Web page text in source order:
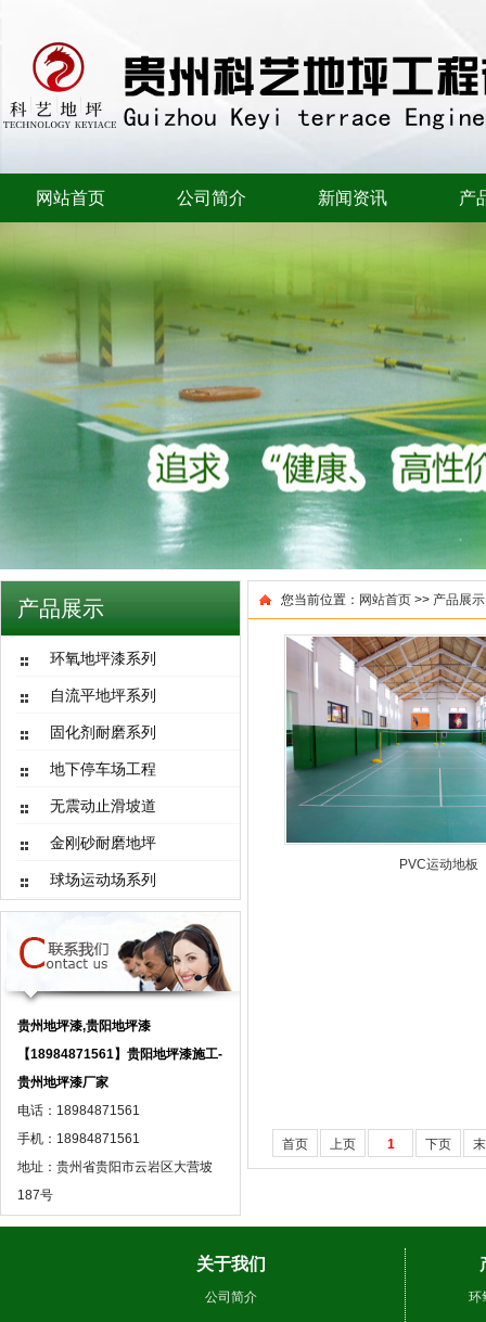
网站首页 公司简介 新闻资讯 产
产品展示
环氧地坪漆系列
自流平地坪系列
固化剂耐磨系列
地下停车场工程
无震动止滑坡道
金刚砂耐磨地坪
球场运动场系列
贵州地坪漆,贵阳地坪漆
【18984871561】贵阳地坪漆施工-
贵州地坪漆厂家
电话：18984871561
手机：18984871561
地址：贵州省贵阳市云岩区大营坡
187号
您当前位置： 网站首页 >> 产品展示
PVC运动地板
首页 上页 1 下页
关于我们
公司简介 环